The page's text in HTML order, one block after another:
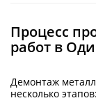
Процесс
работ в
Демонтаж
несколько этапов: